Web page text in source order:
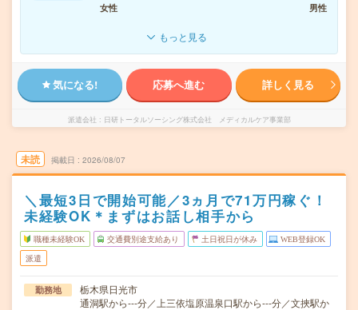
女性
男性
もっと見る
気になる! 応募へ進む 詳しく見る
派遣会社 日研トータルソーシング株式会社 メディカルケア事業部
未読 掲載日 2026/08/07
＼最短3日で開始可能／3ヵ月で71万円稼ぐ！
未経験OK＊まずはお話し相手から
職種未経験OK 交通費別途支給あり 土日祝日が休み WEB登録OK
派遣
勤務地
栃木県日光市
通洞駅から---分／上三依塩原温泉口駅から---分／文挾駅か